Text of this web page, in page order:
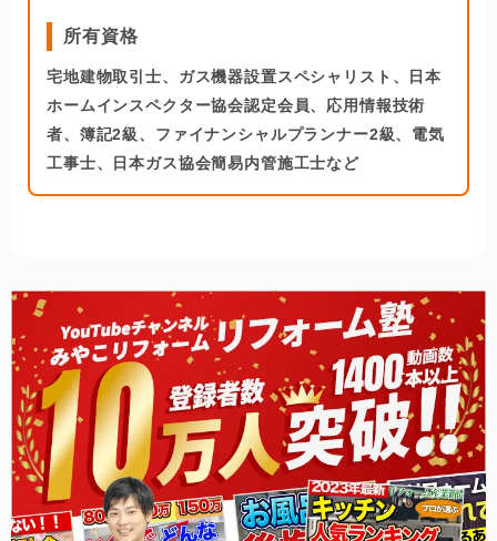
所有資格
宅地建物取引士、ガス機器設置スペシャリスト、日本
ホームインスペクター協会認定会員、応用情報技術
者、簿記2級、ファイナンシャルプランナー2級、電気
工事士、日本ガス協会簡易内管施工士など